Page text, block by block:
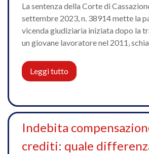
La sentenza della Corte di
settembre 2023, n. 38914 mette la
vicenda giudiziaria iniziata dopo la
un giovane lavoratore nel 2011,
Leggi tutto
Indebita
crediti: quale